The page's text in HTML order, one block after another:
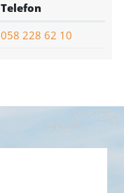
Telefon
058 228 62 10